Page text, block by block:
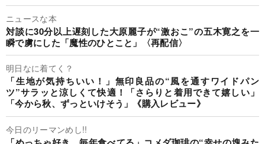
ニュースな本
対談に30分以上遅刻した大原麗子が“激おこ”の五木寛之を一
瞬で虜にした「魔性のひとこと」〈再配信〉
明日なに着てく？
「生地が気持ちいい！」無印良品の“風を通すワイドパン
ツ”サラッと涼しくて快適！「さらりと着用できて嬉しい」
「今から秋、ずっといけそう」《購入レビュー》
今日のリーマンめし!!